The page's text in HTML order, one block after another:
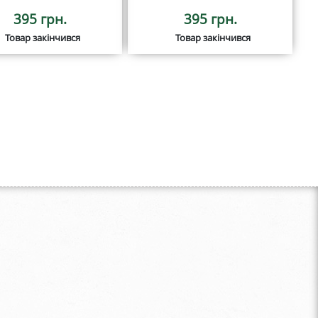
395 грн.
Товар закінчився
395 грн.
Товар закінчився